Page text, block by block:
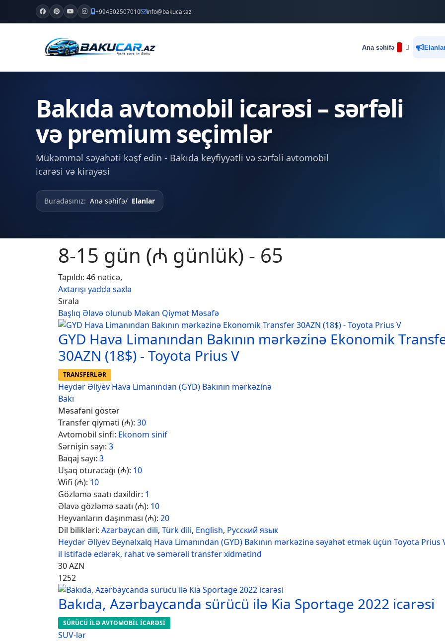
+994502507010 info@bakucar.az
Ana səhifə
Bakıda avtomobil icarəsi – sərfəli
və premium seçimlər
Mükəmməl səyahəti kəşf edin - Bakıda keyfiyyətli və sərfəli avtomobil
icarəsi və kirayəsi
Buradasınız: Ana səhifə Elanlar
8-15 gün (₼ günlük) - 65
Tapıldı: 46 nəticə,
Axtarışı yadda saxla
Sırala
Başlıq Əlavə olunub Məkan Qiymət Məsafə
GYD Hava Limanından Bakının mərkəzinə Ekonomik
30AZN (18$) - Toyota Prius V
TRANSFERLƏR
Heydər Əliyev Hava Limanından (GYD) Bakının mərkəzinə
Bakı
Məsafəni göstər
Transfer qiyməti (₼): 30
Avtomobil sinfi: Ekonom sinif
Sərnişin sayı: 3
Baqaj sayı: 3
Uşaq oturacağı (₼): 10
Wifi (₼): 10
Gözləmə saatı daxildir: 1
Əlavə gözləmə saatı (₼): 10
Heyvanların daşınması (₼): 20
Dil bilikləri: Azərbaycan dili, Türk dili, English, Русский язык
Heydər Əliyev Beynəlxalq Hava Limanından (GYD) Bakının mərkəzinə səyahət etmək üçün Toyota Prius
il istifadə edərək, rahat və səmərəli transfer xidmətind
30AZN
1252
Bakıda, Azərbaycanda sürücü ilə Kia Sportage 2022 icarəsi
SÜRÜCÜ İLƏ AVTOMOBİL İCARƏSİ
SUV-lər